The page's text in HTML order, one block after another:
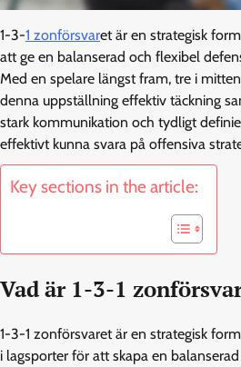
1-3-1 zonförsvaret är en strategisk
att ge en balanserad och flexibel
Med en spelare längst fram, tre i
denna uppställning effektiv täckning
stark kommunikation och tydligt
effektivt kunna svara på offensiva
Key sections in the article:
Vad är 1-3-1
1-3-1 zonförsvaret är en strategisk
i lagsporter för att skapa en